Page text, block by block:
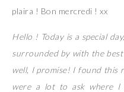
plaira ! Bon mercredi ! xx
Hello ! Today is a special
surrounded by with the
well, I promise! I found this
were a lot to ask where